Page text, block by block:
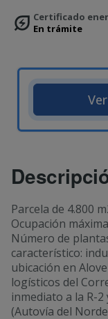
Certificado
En trámite
Parcela de 4.800
Ocupación
Número de
característico:
ubicación en
logísticos del
inmediato a la R-
(Autovía del